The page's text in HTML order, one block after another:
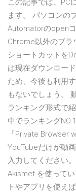
この記事では、PC
ます。 パソコンの
Automatorのopen
Chrome以外のブラ
ショートカットを
は現在ダウンロー
ため、今後も利用
もないでしょう。
ランキング形式で
中でランキング
「Private Browser
YouTubeだけが動
入力してください
Akismet を使って
トやアプリを使え